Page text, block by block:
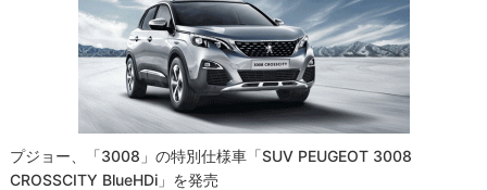
プジョー、「3008」の特別仕様車「SUV PEUGEOT 3008
CROSSCITY BlueHDi」を発売